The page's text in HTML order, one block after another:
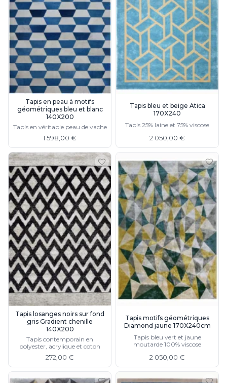
Tapis en peau à motifs
géométriques bleu et blanc
140X200
Tapis en véritable peau de vache
1 598,00 €
Tapis bleu et beige Atica
170X240
Tapis 25% laine et 75% viscose
2 050,00 €
Tapis losanges noirs sur fond
gris Gradient chenille
140X200
Tapis contemporain en
polyester, acrylique et coton
272,00 €
Tapis motifs géométriques
Diamond jaune 170X240cm
Tapis bleu vert et jaune
moutarde 100% viscose
2 050,00 €